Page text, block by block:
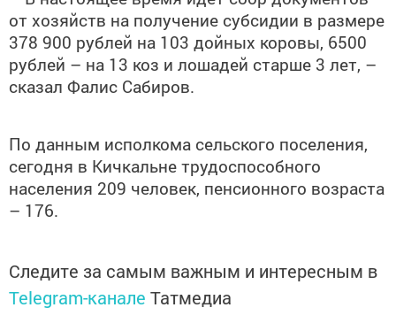
от хозяйств на получение субсидии в размере
378 900 рублей на 103 дойных коровы, 6500
рублей – на 13 коз и лошадей старше 3 лет, –
сказал Фалис Сабиров.
По данным исполкома сельского поселения,
сегодня в Кичкальне трудоспособного
населения 209 человек, пенсионного возраста
– 176.
Следите за самым важным и интересным в
Telegram-канале Татмедиа